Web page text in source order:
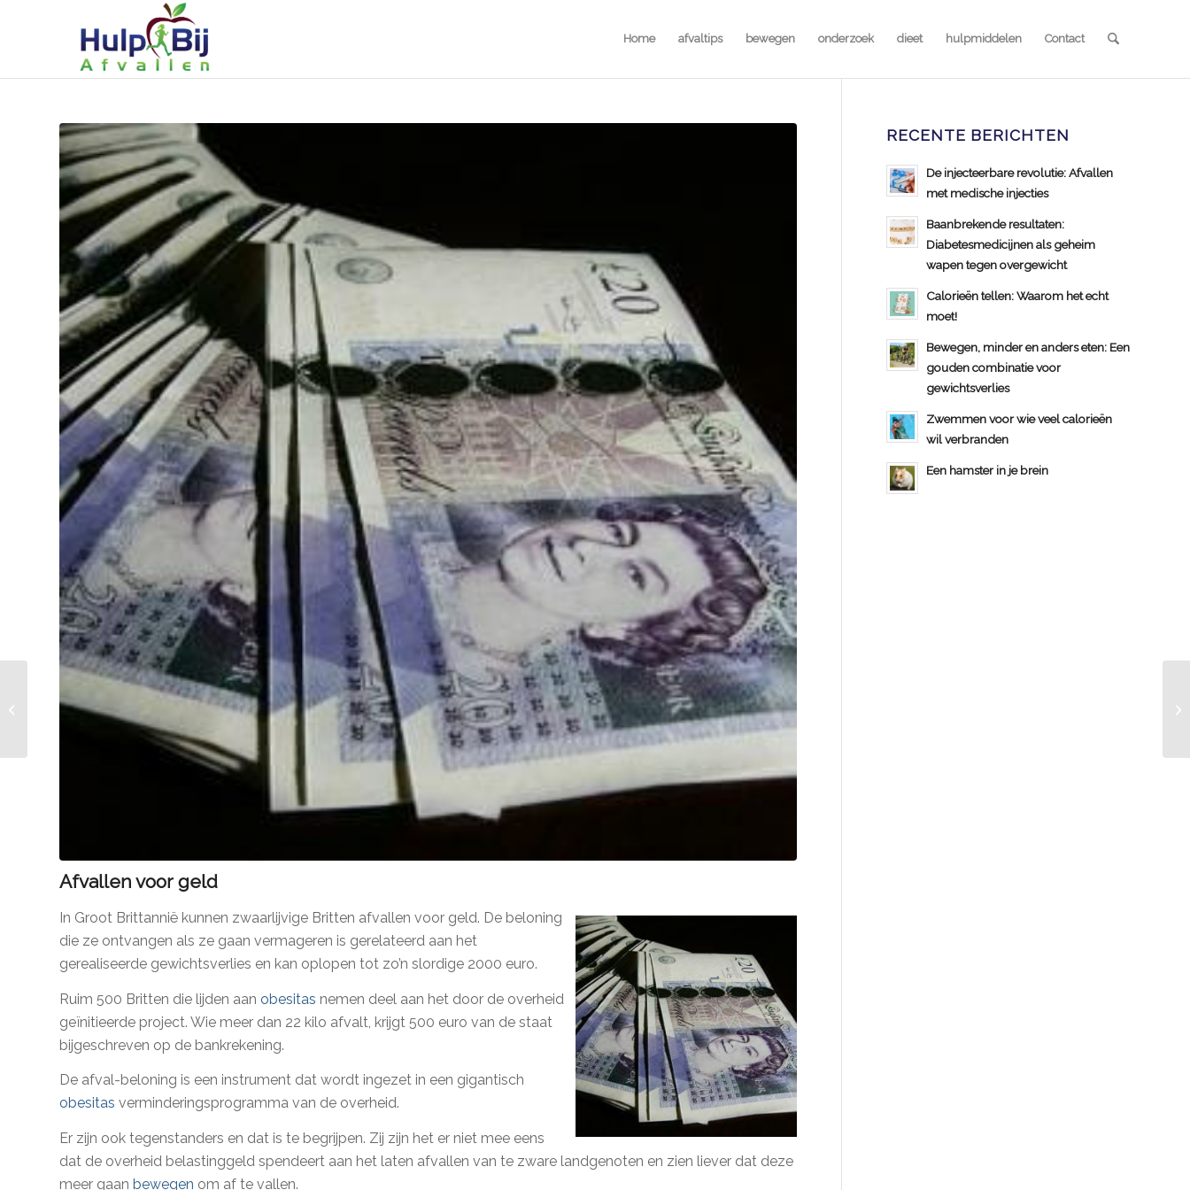
Home afvaltips bewegen onderzoek dieet hulpmiddelen Contact
Afvallen voor geld
In Groot Brittannië kunnen zwaarlijvige Britten afvallen voor geld. De beloning
die ze ontvangen als ze gaan vermageren is gerelateerd aan het
gerealiseerde gewichtsverlies en kan oplopen tot zo’n slordige 2000 euro.
Ruim 500 Britten die lijden aan obesitas nemen deel aan het door de overheid
geïnitieerde project. Wie meer dan 22 kilo afvalt, krijgt 500 euro van de staat
bijgeschreven op de bankrekening.
De afval-beloning is een instrument dat wordt ingezet in een gigantisch
obesitas verminderingsprogramma van de overheid.
Er zijn ook tegenstanders en dat is te begrijpen. Zij zijn het er niet mee eens
dat de overheid belastinggeld spendeert aan het laten afvallen van te zware landgenoten en zien liever dat deze
meer gaan bewegen om af te vallen.
RECENTE BERICHTEN
De injecteerbare revolutie: Afvallen
met medische injecties
Baanbrekende resultaten:
Diabetesmedicijnen als geheim
wapen tegen overgewicht
Calorieën tellen: Waarom het echt
moet!
Bewegen, minder en anders eten: Een
gouden combinatie voor
gewichtsverlies
Zwemmen voor wie veel calorieën
wil verbranden
Een hamster in je brein
Wie trouwt en een kind krijgt komt
het meeste aan